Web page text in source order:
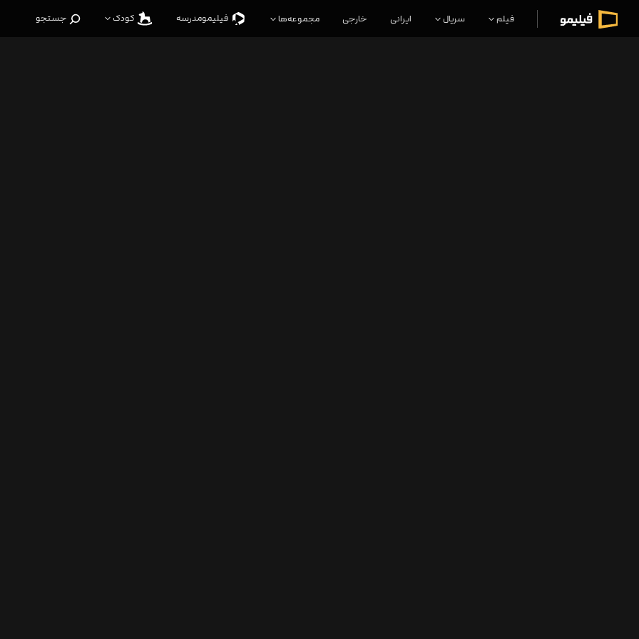
فیلم سریال ایرانی خارجی مجموعه‌ها فیلیمو‌مدرسه کودک جستجو